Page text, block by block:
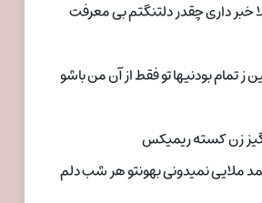
خبر داری چقدر دلتنگتم بی معرفت
ز تمام بودنیها تو فقط از آن من باشو
زن کسته ریمیکس
ملایی نمیدونی بهونتو هر شب دلم